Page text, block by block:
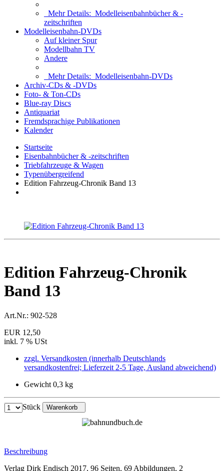
Mehr Details: Modelleisenbahnbücher & -
zeitschriften
Modelleisenbahn-DVDs
Auf kleiner Spur
Modellbahn TV
Andere
Mehr Details: Modelleisenbahn-DVDs
Archiv-CDs & -DVDs
Foto- & Ton-CDs
Blue-ray Discs
Antiquariat
Fremdsprachige Publikationen
Kalender
Startseite
Eisenbahnbücher & -zeitschriften
Triebfahrzeuge & Wagen
Typenübergreifend
Edition Fahrzeug-Chronik Band 13
Edition Fahrzeug-Chronik
Band 13
Art.Nr.: 902-528
EUR 12,50
inkl. 7 % USt
zzgl. Versandkosten (innerhalb Deutschlands
versandkostenfrei; Lieferzeit 2-5 Tage, Ausland abweichend)
Gewicht 0,3 kg
Stück Warenkorb
Beschreibung
Verlag Dirk Endisch 2017, 96 Seiten, 69 Abbildungen, 2